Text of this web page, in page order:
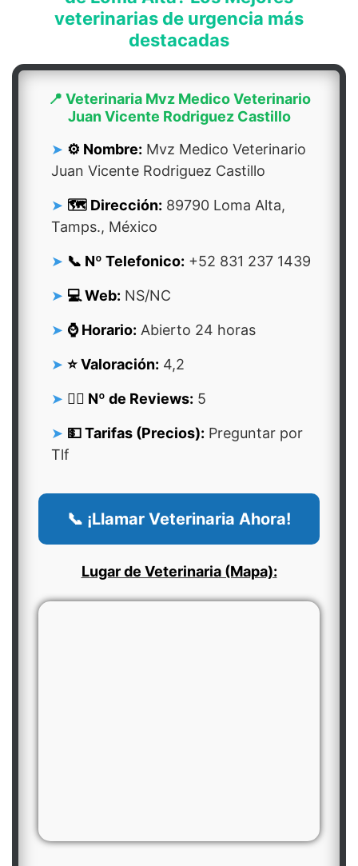
veterinarias de urgencia más
destacadas
📍 Veterinaria Mvz Medico Veterinario
Juan Vicente Rodriguez Castillo
⚙️ Nombre: Mvz Medico Veterinario
Juan Vicente Rodriguez Castillo
🗺️ Dirección: 89790 Loma Alta,
Tamps., México
📞 Nº Telefonico: +52 831 237 1439
💻 Web: NS/NC
⌚ Horario: Abierto 24 horas
⭐ Valoración: 4,2
👍🏻 Nº de Reviews: 5
💵 Tarifas (Precios): Preguntar por
Tlf
📞 ¡Llamar Veterinaria Ahora!
Lugar de Veterinaria (Mapa):